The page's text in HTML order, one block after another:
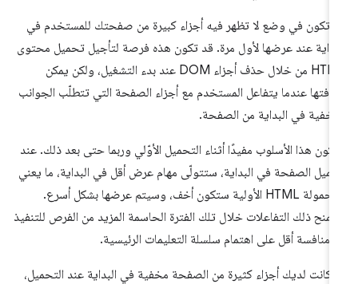
تكون في وضع لا تظهر فيه أجزاء كبيرة من صفحتك للمستخدم في
عند عرضها لأول مرة. قد تكون هذه فرصة لتأجيل تحميل محتوى
HTML من خلال حذف أجزاء DOM عند بدء التشغيل، ولكن يمكن
عندما يتفاعل المستخدم مع أجزاء الصفحة التي تتطلّب الجوانب
في البداية من الصفحة.
هذا الأسلوب مفيدًا أثناء التحميل الأوّلي وربما حتى بعد ذلك. عند
الصفحة في البداية، ستتولّى مهام عرض أقل في البداية، ما يعني
أنّ حمولة HTML الأولية ستكون أخف، وسيتم عرضها بشكل أسرع.
ذلك التفاعلات خلال تلك الفترة الحاسمة المزيد من الفرص للتنفيذ
منافسة أقل على اهتمام سلسلة التعليمات الرئيسية.
كانت لديك أجزاء كثيرة من الصفحة مخفية في البداية عند التحميل،